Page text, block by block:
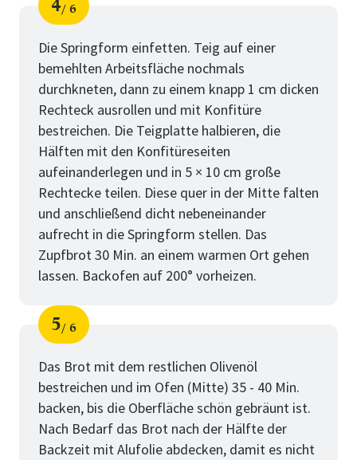
Schritt
4
von
6
Die Springform einfetten. Teig auf einer
bemehlten Arbeitsfläche nochmals
durchkneten, dann zu einem knapp 1 cm dicken
Rechteck ausrollen und mit Konfitüre
bestreichen. Die Teigplatte halbieren, die
Hälften mit den Konfitüreseiten
aufeinanderlegen und in 5 × 10 cm große
Rechtecke teilen. Diese quer in der Mitte falten
und anschließend dicht nebeneinander
aufrecht in die Springform stellen. Das
Zupfbrot 30 Min. an einem warmen Ort gehen
lassen. Backofen auf 200° vorheizen.
Schritt
5
von
6
Das Brot mit dem restlichen Olivenöl
bestreichen und im Ofen (Mitte) 35 - 40 Min.
backen, bis die Oberfläche schön gebräunt ist.
Nach Bedarf das Brot nach der Hälfte der
Backzeit mit Alufolie abdecken, damit es nicht